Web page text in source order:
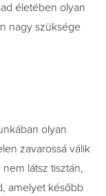
életében olyan
nagy szüksége
olyan
zavarossá válik
látsz tisztán,
amelyet később